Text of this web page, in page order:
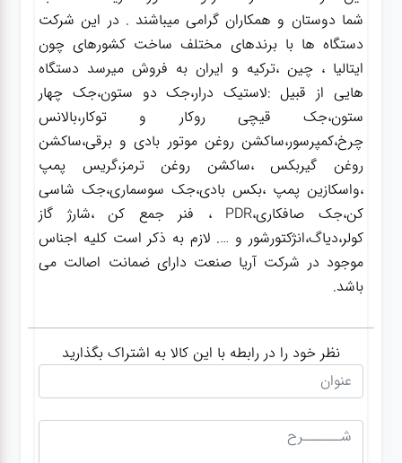
شما دوستان و همکاران گرامی میباشند . در این شرکت
دستگاه ها با برندهای مختلف ساخت کشورهای چون
ایتالیا ، چین ،ترکیه و ایران به فروش میرسد دستگاه
هایی از قبیل :لاستیک درار،جک دو ستون،جک چهار
ستون،جک قیچی روکار و توکار،بالانس
چرخ،کمپرسور،ساکشن روغن موتور بادی و برقی،ساکشن
روغن گیربکس ،ساکشن روغن ترمز،گریس پمپ
،واسکازین پمپ ،بکس بادی،جک سوسماری،جک شاسی
کن،جک صافکاری،PDR ، فنر جمع کن ،شارژ گاز
کولر،دیاگ،انژکتورشور و …. لازم به ذکر است کلیه اجناس
موجود در شرکت آریا صنعت دارای ضمانت اصالت می
باشد.
نظر خود را در رابطه با این کالا به اشتراک بگذارید